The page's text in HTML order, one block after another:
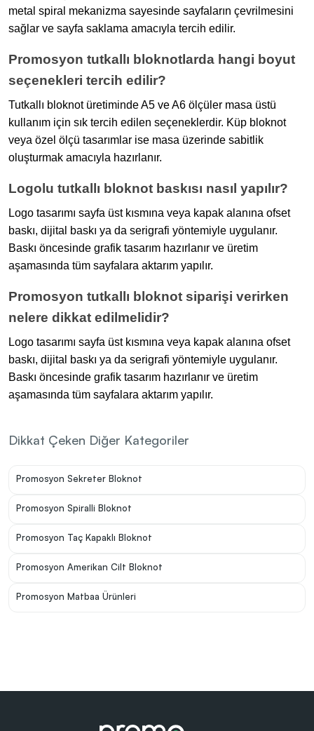
metal spiral mekanizma sayesinde sayfaların çevrilmesini
sağlar ve sayfa saklama amacıyla tercih edilir.
Promosyon tutkallı bloknotlarda hangi boyut
seçenekleri tercih edilir?
Tutkallı bloknot üretiminde A5 ve A6 ölçüler masa üstü
kullanım için sık tercih edilen seçeneklerdir. Küp bloknot
veya özel ölçü tasarımlar ise masa üzerinde sabitlik
oluşturmak amacıyla hazırlanır.
Logolu tutkallı bloknot baskısı nasıl yapılır?
Logo tasarımı sayfa üst kısmına veya kapak alanına ofset
baskı, dijital baskı ya da serigrafi yöntemiyle uygulanır.
Baskı öncesinde grafik tasarım hazırlanır ve üretim
aşamasında tüm sayfalara aktarım yapılır.
Promosyon tutkallı bloknot siparişi verirken
nelere dikkat edilmelidir?
Logo tasarımı sayfa üst kısmına veya kapak alanına ofset
baskı, dijital baskı ya da serigrafi yöntemiyle uygulanır.
Baskı öncesinde grafik tasarım hazırlanır ve üretim
aşamasında tüm sayfalara aktarım yapılır.
Dikkat Çeken Diğer Kategoriler
Promosyon Sekreter Bloknot
Promosyon Spiralli Bloknot
Promosyon Taç Kapaklı Bloknot
Promosyon Amerikan Cilt Bloknot
Promosyon Matbaa Ürünleri